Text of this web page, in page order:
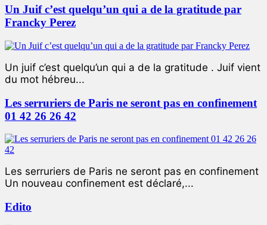
Un Juif c’est quelqu’un qui a de la gratitude par
Francky Perez
Un juif c’est quelqu’un qui a de la gratitude . Juif vient
du mot hébreu...
Les serruriers de Paris ne seront pas en confinement
01 42 26 26 42
Les serruriers de Paris ne seront pas en confinement
Un nouveau confinement est déclaré,...
Edito